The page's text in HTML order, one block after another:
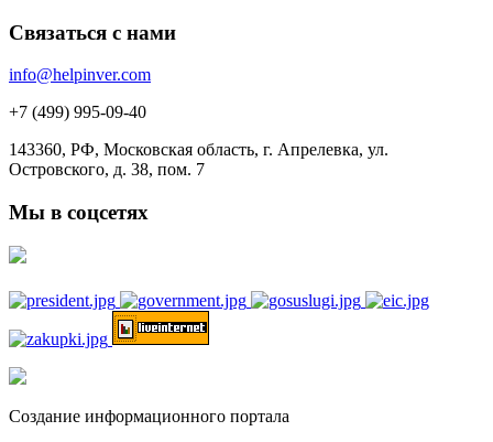
Связаться с нами
info@helpinver.com
+7 (499) 995-09-40
143360, РФ, Московская область, г. Апрелевка, ул.
Островского, д. 38, пом. 7
Мы в соцсетях
Создание информационного портала